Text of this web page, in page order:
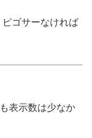
ゴサーなければ
表示数は少なか